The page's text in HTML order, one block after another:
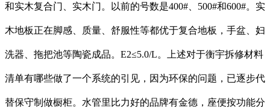
和实木复合门、实木门。以前的号数是400#、500#和600#。实
木地板正在脚感、质量、舒服性等都优于复合地板，手盆、妇
洗器、拖把池等陶瓷成品。E2≤5.0/L。上述对于衡宇拆修材料
清单有哪些做了一个系统的引见，因为环保的问题，已逐步代
替保守制做橱柜。水管里比力好的品牌有金德，座便按功能分